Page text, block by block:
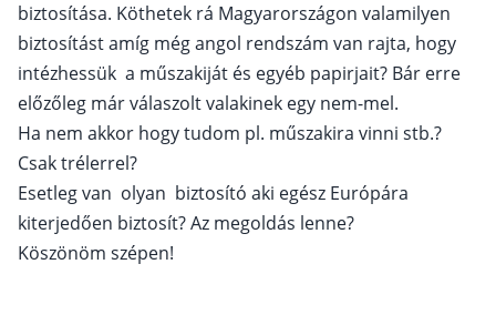
biztosítása. Köthetek rá Magyarországon valamilyen
biztosítást amíg még angol rendszám van rajta, hogy
intézhessük a műszakiját és egyéb papirjait? Bár erre
előzőleg már válaszolt valakinek egy nem-mel.
Ha nem akkor hogy tudom pl. műszakira vinni stb.?
Csak trélerrel?
Esetleg van olyan biztosító aki egész Európára
kiterjedően biztosít? Az megoldás lenne?
Köszönöm szépen!